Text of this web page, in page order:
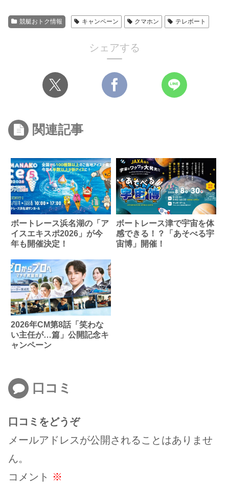
競艇おトク情報 キャンペーン クマホン テレボート
シェアする
関連記事
ボートレース浜名湖の「ア
イスエキスポ2026」が今
年も開催決定！
ボートレース津で宇宙を体
感できる！？「あそべる宇
宙博」開催！
2026年CM第8話「笑わな
い主任が…篇」公開記念キ
ャンペーン
口コミ
口コミをどうぞ
メールアドレスが公開されることはありませ
ん。
コメント ※